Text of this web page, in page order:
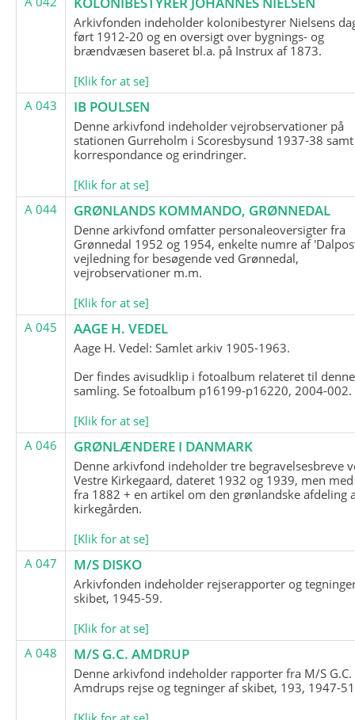
Arkivfonden indeholder kolonibestyrer Nielsens
ført 1912-20 og en oversigt over bygnings- og
brændvæsen baseret bl.a. på Instrux af 1873.
[Klik for at se]
A 043
IB POULSEN
Denne arkivfond indeholder vejrobservationer på
stationen Gurreholm i Scoresbysund 1937-38 samt
korrespondance og erindringer.
[Klik for at se]
A 044
GRØNLANDS KOMMANDO, GRØNNEDAL
Denne arkivfond omfatter personaleoversigter fra
Grønnedal 1952 og 1954, enkelte numre af
vejledning for besøgende ved Grønnedal,
vejrobservationer m.m.
[Klik for at se]
A 045
AAGE H. VEDEL
Aage H. Vedel: Samlet arkiv 1905-1963.
Der findes avisudklip i fotoalbum relateret til denne
samling. Se fotoalbum p16199-p16220, 2004-002.
[Klik for at se]
A 046
GRØNLÆNDERE I DANMARK
Denne arkivfond indeholder tre begravelsesbreve
Vestre Kirkegaard, dateret 1932 og 1939, men
fra 1882 + en artikel om den grønlandske afdeling
kirkegården.
[Klik for at se]
A 047
M/S DISKO
Arkivfonden indeholder rejserapporter og
skibet, 1945-59.
[Klik for at se]
A 048
M/S G.C. AMDRUP
Denne arkivfond indeholder rapporter fra M/S G.C.
Amdrups rejse og tegninger af skibet, 193, 1947-